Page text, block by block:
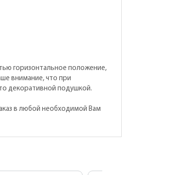
горизонтальное положение,
внимание, что при
декоративной подушкой.
в любой необходимой Вам